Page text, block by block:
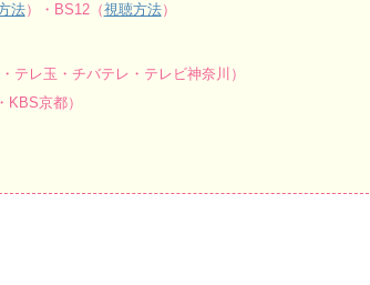
法）・BS12（視聴方法）
テレ玉・チバテレ・テレビ神奈川）
KBS京都）